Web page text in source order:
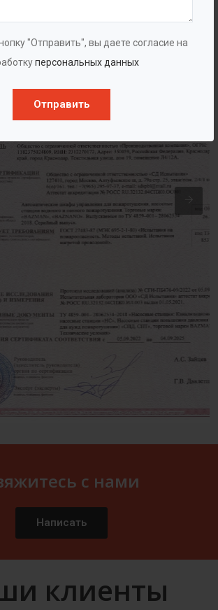
"Отправить", вы даете согласие на
персональных данных
Отправить
с нами
Написать
клиенты